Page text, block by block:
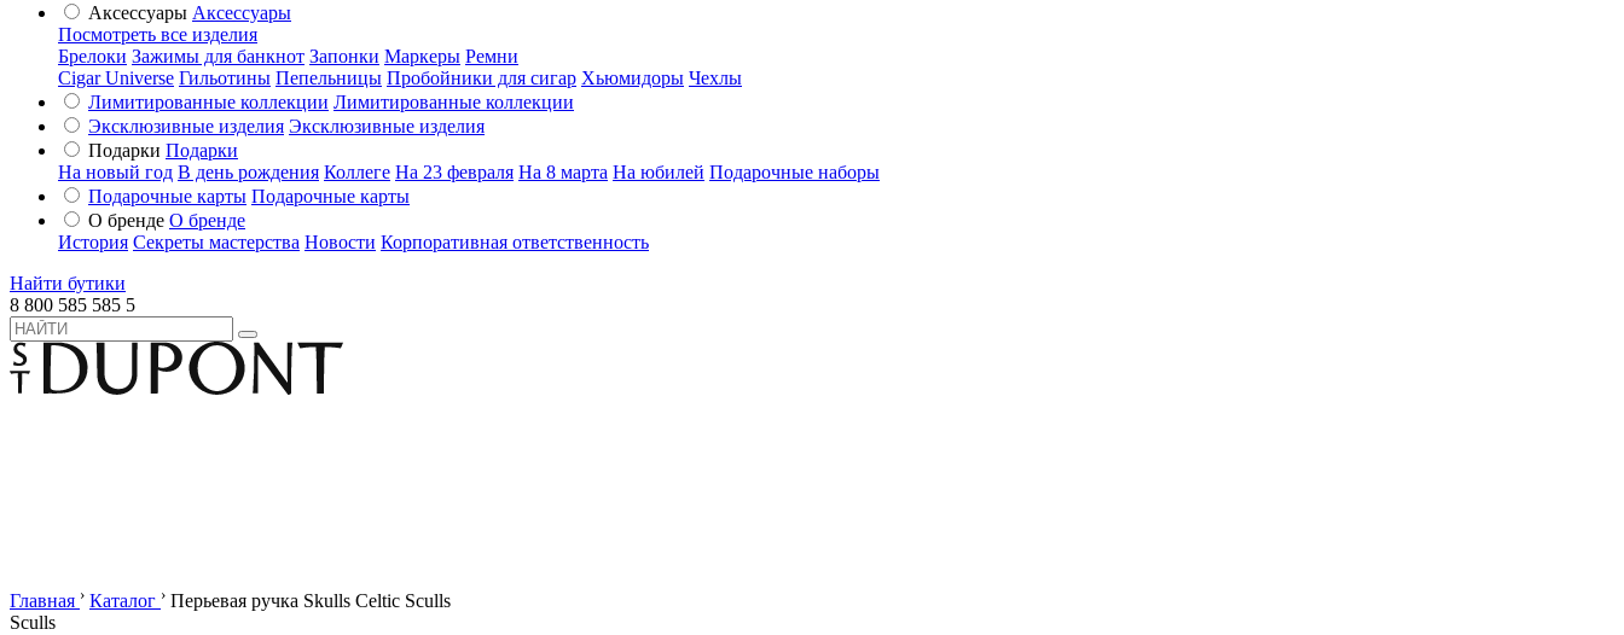
Аксессуары Аксессуары
Посмотреть все изделия
Брелоки Зажимы для банкнот Запонки Маркеры Ремни
Cigar Universe Гильотины Пепельницы Пробойники для сигар Хьюмидоры Чехлы
Лимитированные коллекции Лимитированные коллекции
Эксклюзивные изделия Эксклюзивные изделия
Подарки Подарки
На новый год В день рождения Коллеге На 23 февраля На 8 марта На юбилей Подарочные наборы
Подарочные карты Подарочные карты
О бренде О бренде
История Секреты мастерства Новости Корпоративная ответственность
Найти бутики
8 800 585 585 5
Главная › Каталог › Перьевая ручка Skulls Celtic Sculls
Sculls